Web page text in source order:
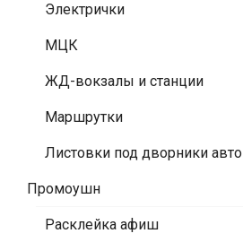
Электрички
МЦК
ЖД-вокзалы и станции
Маршрутки
Листовки под дворники авто
Промоушн
Расклейка афиш